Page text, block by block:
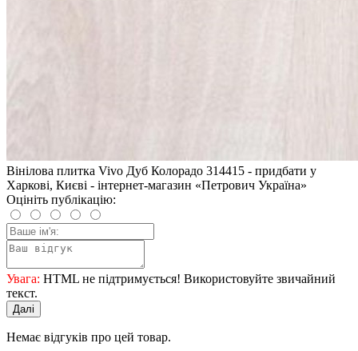
Вінілова плитка Vivo Дуб Колорадо 314415 - придбати у
Харкові, Києві - інтернет-магазин «Петрович Україна»
Оцініть публікацію:
Увага: HTML не підтримується! Використовуйте звичайний
текст.
Далі
Немає відгуків про цей товар.